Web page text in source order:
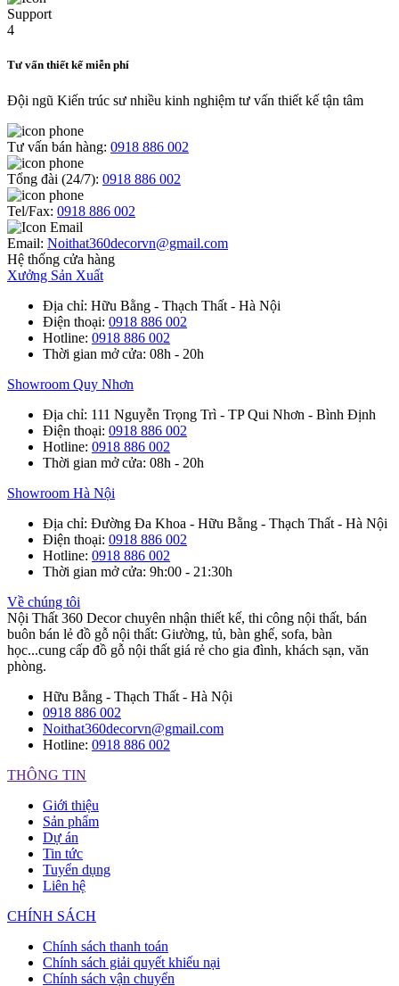
Tư vấn thiết kế miễn phí
Đội ngũ Kiến trúc sư nhiều kinh nghiệm tư vấn thiết kế tận tâm
Tư vấn bán hàng: 0918 886 002
Tổng đài (24/7): 0918 886 002
Tel/Fax: 0918 886 002
Email: Noithat360decorvn@gmail.com
Hệ thống cửa hàng
Xưởng Sản Xuất
Địa chỉ: Hữu Bằng - Thạch Thất - Hà Nội
Điện thoại: 0918 886 002
Hotline: 0918 886 002
Thời gian mở cửa: 08h - 20h
Showroom Quy Nhơn
Địa chỉ: 111 Nguyễn Trọng Trì - TP Qui Nhơn - Bình Định
Điện thoại: 0918 886 002
Hotline: 0918 886 002
Thời gian mở cửa: 08h - 20h
Showroom Hà Nội
Địa chỉ: Đường Đa Khoa - Hữu Bằng - Thạch Thất - Hà Nội
Điện thoại: 0918 886 002
Hotline: 0918 886 002
Thời gian mở cửa: 9h:00 - 21:30h
Về chúng tôi
Nội Thất 360 Decor chuyên nhận thiết kế, thi công nội thất, bán
buôn bán lẻ đồ gỗ nội thất: Giường, tủ, bàn ghế, sofa, bàn
học...cung cấp đồ gỗ nội thất giá rẻ cho gia đình, khách sạn, văn
phòng.
Hữu Bằng - Thạch Thất - Hà Nội
0918 886 002
Noithat360decorvn@gmail.com
Hotline: 0918 886 002
THÔNG TIN
Giới thiệu
Sản phẩm
Dự án
Tin tức
Tuyển dụng
Liên hệ
CHÍNH SÁCH
Chính sách thanh toán
Chính sách giải quyết khiếu nại
Chính sách vận chuyển